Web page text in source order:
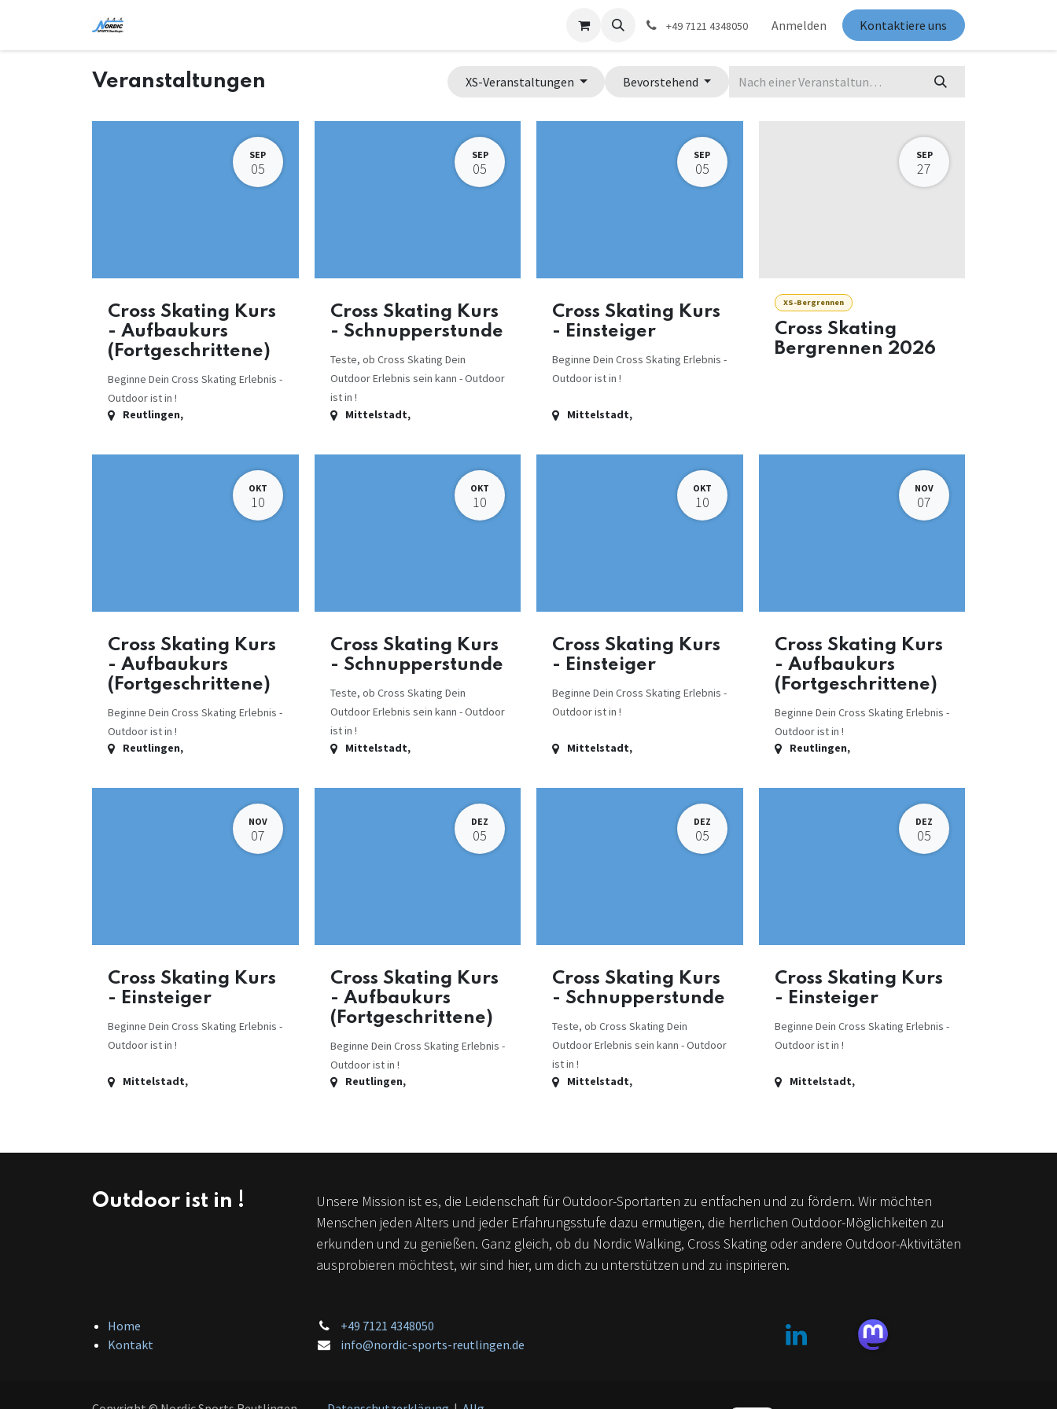
+49 7121 4348050 Anmelden Kontaktiere uns
Veranstaltungen XS-Veranstaltungen Bevorstehend
SEP
05
Cross Skating Kurs
- Aufbaukurs
(Fortgeschrittene)
Beginne Dein Cross Skating Erlebnis -
Outdoor ist in !
Reutlingen,
SEP
05
Cross Skating Kurs
- Schnupperstunde
Teste, ob Cross Skating Dein
Outdoor Erlebnis sein kann - Outdoor
ist in !
Mittelstadt,
SEP
05
Cross Skating Kurs
- Einsteiger
Beginne Dein Cross Skating Erlebnis -
Outdoor ist in !
Mittelstadt,
SEP
27
XS-Bergrennen
Cross Skating
Bergrennen 2026
OKT
10
Cross Skating Kurs
- Aufbaukurs
(Fortgeschrittene)
Beginne Dein Cross Skating Erlebnis -
Outdoor ist in !
Reutlingen,
OKT
10
Cross Skating Kurs
- Schnupperstunde
Teste, ob Cross Skating Dein
Outdoor Erlebnis sein kann - Outdoor
ist in !
Mittelstadt,
OKT
10
Cross Skating Kurs
- Einsteiger
Beginne Dein Cross Skating Erlebnis -
Outdoor ist in !
Mittelstadt,
NOV
07
Cross Skating Kurs
- Aufbaukurs
(Fortgeschrittene)
Beginne Dein Cross Skating Erlebnis -
Outdoor ist in !
Reutlingen,
NOV
07
Cross Skating Kurs
- Einsteiger
Beginne Dein Cross Skating Erlebnis -
Outdoor ist in !
Mittelstadt,
DEZ
05
Cross Skating Kurs
- Aufbaukurs
(Fortgeschrittene)
Beginne Dein Cross Skating Erlebnis -
Outdoor ist in !
Reutlingen,
DEZ
05
Cross Skating Kurs
- Schnupperstunde
Teste, ob Cross Skating Dein
Outdoor Erlebnis sein kann - Outdoor
ist in !
Mittelstadt,
DEZ
05
Cross Skating Kurs
- Einsteiger
Beginne Dein Cross Skating Erlebnis -
Outdoor ist in !
Mittelstadt,
Outdoor ist in !
Unsere Mission ist es, die Leidenschaft für Outdoor-Sportarten zu entfachen und zu fördern. Wir möchten
Menschen jeden Alters und jeder Erfahrungsstufe dazu ermutigen, die herrlichen Outdoor-Möglichkeiten zu
erkunden und zu genießen. Ganz gleich, ob du Nordic Walking, Cross Skating oder andere Outdoor-Aktivitäten
ausprobieren möchtest, wir sind hier, um dich zu unterstützen und zu inspirieren.
Home
Kontakt
+49 7121 4348050
info@nordic-sports-reutlingen.de